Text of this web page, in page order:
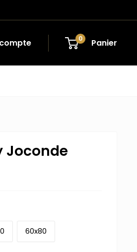
0 Panier
Joconde
60x80